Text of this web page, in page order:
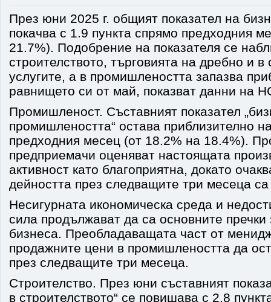
През юни 2025 г. общият показател на
покачва с 1.9 пункта спрямо предходния
21.7%). Подобрение на показателя се
строителството, търговията на дребно и в
услугите, а в промишлеността запазва
равнището си от май, показват данни на
Промишленост. Съставният показател
промишлеността“ остава приблизително
предходния месец (от 18.2% на 18.4%).
предприемачи оценяват настоящата
активност като благоприятна, докато
дейността през следващите три месеца
Несигурната икономическа среда и
сила продължават да са основните пречки
бизнеса. Преобладаващата част от
продажните цени в промишлеността да
през следващите три месеца.
Строителство. През юни съставният
в строителството“ се повишава с 2.8